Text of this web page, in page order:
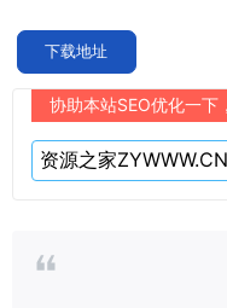
下载地址
协助本站SEO优化一下